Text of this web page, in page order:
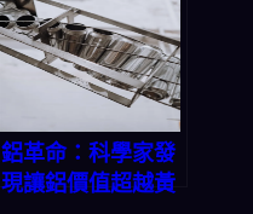
張還是興奮？
鋁革命：科學家發
現讓鋁價值超越黃